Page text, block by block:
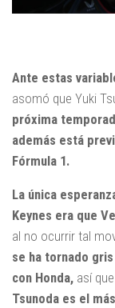
Ante estas
asomó que Yuki
próxima
además está
Fórmula 1.
La única
Keynes era que
al no ocurrir tal
se ha tornado
con Honda, así
Tsunoda es el